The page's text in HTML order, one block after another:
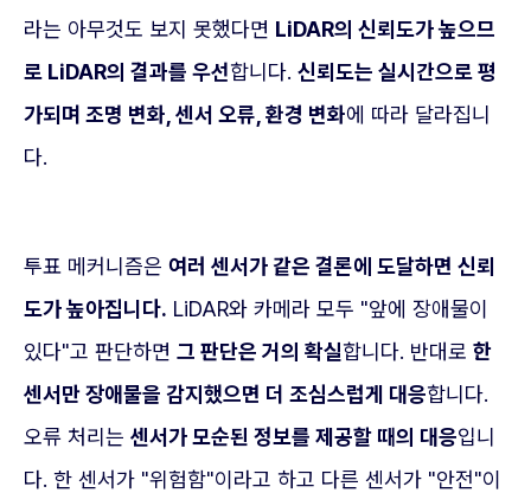
라는 아무것도 보지 못했다면 LiDAR의 신뢰도가 높으므
로 LiDAR의 결과를 우선합니다. 신뢰도는 실시간으로 평
가되며 조명 변화, 센서 오류, 환경 변화에 따라 달라집니
다.
투표 메커니즘은 여러 센서가 같은 결론에 도달하면 신뢰
도가 높아집니다. LiDAR와 카메라 모두 "앞에 장애물이
있다"고 판단하면 그 판단은 거의 확실합니다. 반대로 한
센서만 장애물을 감지했으면 더 조심스럽게 대응합니다.
오류 처리는 센서가 모순된 정보를 제공할 때의 대응입니
다. 한 센서가 "위험함"이라고 하고 다른 센서가 "안전"이